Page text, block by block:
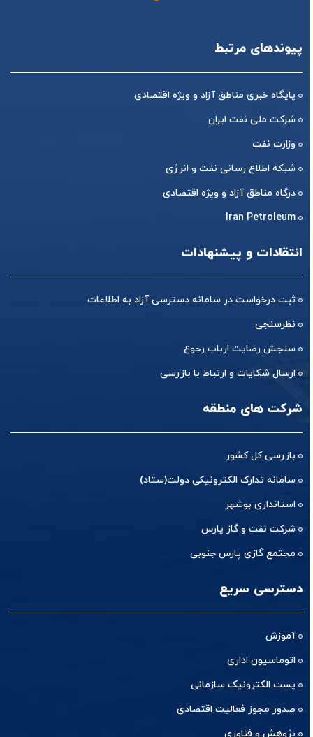
پیوندهای مرتبط
پایگاه خبری مناطق آزاد و ویژه اقتصادی
شرکت ملی نفت ایران
وزارت نفت
شبکه اطلاع رسانی نفت و انرژی
درگاه مناطق آزاد و ویژه اقتصادی
Iran Petroleum
انتقادات و پیشنهادات
ثبت درخواست در سامانه دسترسی آزاد به اطلاعات
نظرسنجی
سنجش رضایت ارباب رجوع
ارسال شکایات و ارتباط با بازرسی
شرکت های منطقه
بازرسی کل کشور
سامانه تدارک الکترونیکی دولت(ستاد)
استانداری بوشهر
شرکت نفت و گاز پارس
مجتمع گازی پارس جنوبی
دسترسی سریع
آموزش
اتوماسیون اداری
پست الکترونیک سازمانی
صدور مجوز فعالیت اقتصادی
پژوهش و فناوری